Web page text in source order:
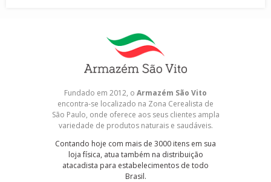
Fundado em 2012, o Armazém São Vito
encontra-se localizado na Zona Cerealista de
São Paulo, onde oferece aos seus clientes ampla
variedade de produtos naturais e saudáveis.
Contando hoje com mais de 3000 itens em sua
loja física, atua também na distribuição
atacadista para estabelecimentos de todo
Brasil.